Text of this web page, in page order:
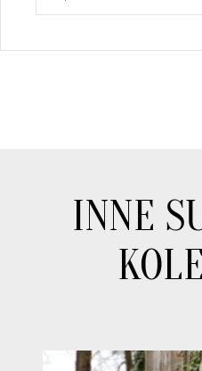
INNE